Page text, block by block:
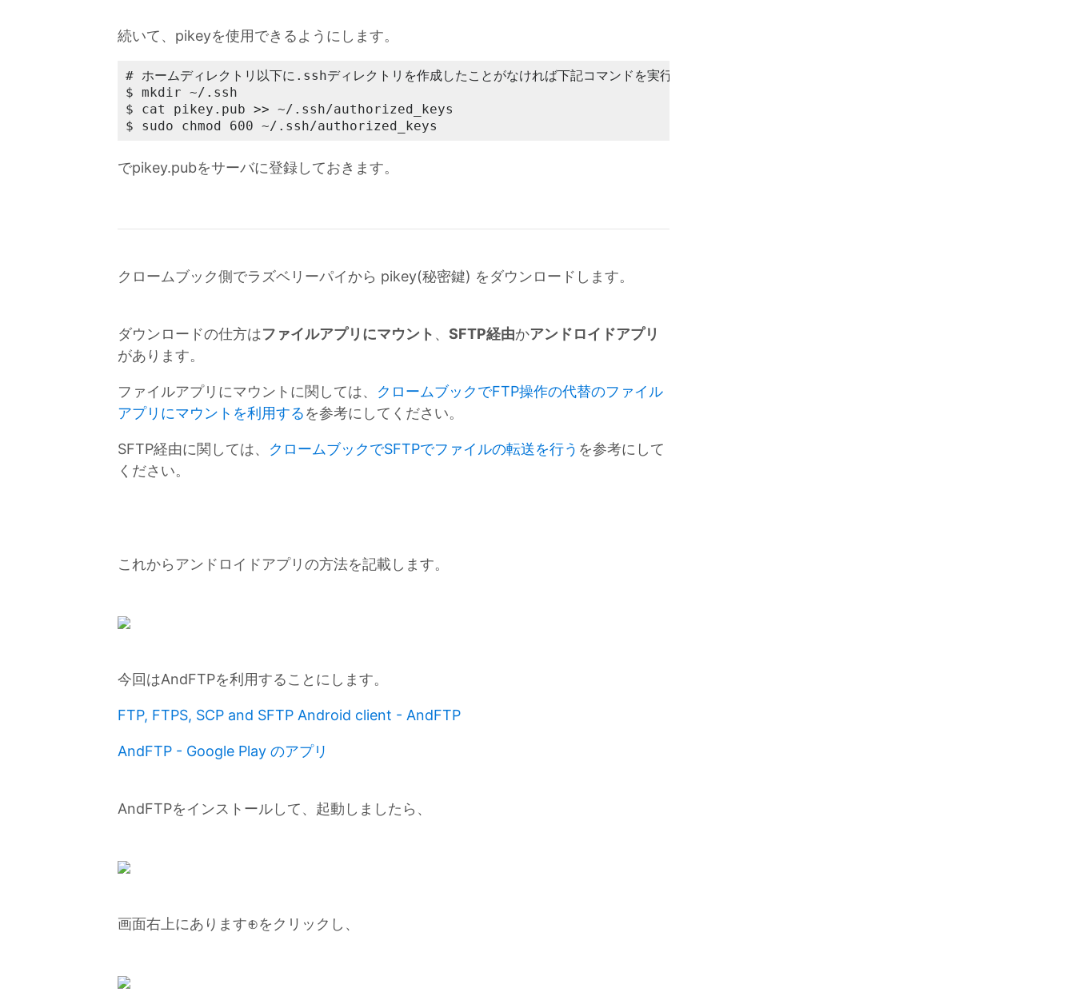
続いて、pikeyを使用できるようにします。
# ホームディレクトリ以下に.sshディレクトリを作成したことがなければ下記コマンドを実行
$ mkdir ~/.ssh
$ cat pikey.pub >> ~/.ssh/authorized_keys
$ sudo chmod 600 ~/.ssh/authorized_keys
でpikey.pubをサーバに登録しておきます。
クロームブック側でラズベリーパイから pikey(秘密鍵) をダウンロードします。
ダウンロードの仕方はファイルアプリにマウント 、 SFTP経由かアンドロイドアプリ
があります。
ファイルアプリにマウントに関しては、 クロームブックでFTP操作の代替のファイル
アプリにマウントを利用するを参考にしてください。
SFTP経由に関しては、 クロームブックでSFTPでファイルの転送を行う を参考にして
ください。
これからアンドロイドアプリの方法を記載します。
今回はAndFTPを利用することにします。
FTP, FTPS, SCP and SFTP Android client - AndFTP
AndFTP - Google Play のアプリ
AndFTPをインストールして、起動しましたら、
画面右上にあります⊕をクリックし、